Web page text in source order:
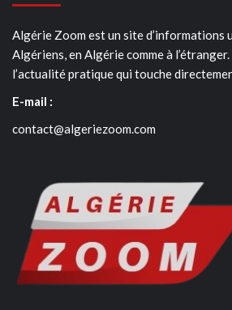
Algérie Zoom est un site d’informations
Algériens, en Algérie comme à
l’actualité pratique qui touche
E-mail :
contact@algeriezoom.com